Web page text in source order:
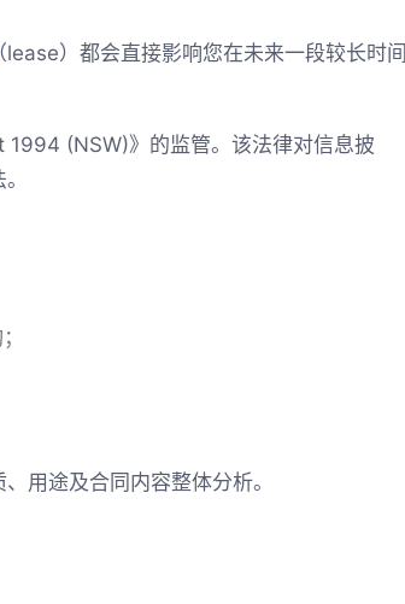
（lease）都会直接影响您在未来一段较长时间
(NSW)》的监管。该法律对信息披
用途及合同内容整体分析。